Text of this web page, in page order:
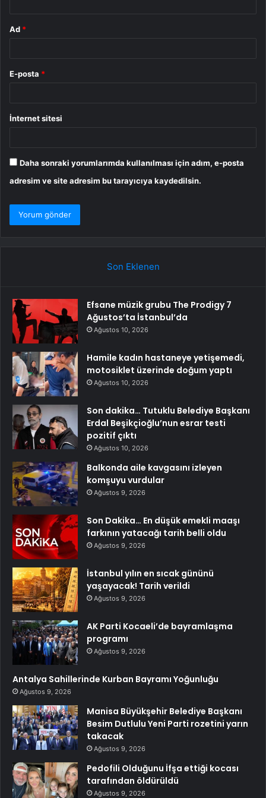
Ad *
E-posta *
İnternet sitesi
Daha sonraki yorumlarımda kullanılması için adım, e-posta
adresim ve site adresim bu tarayıcıya kaydedilsin.
Son Eklenen
Efsane müzik grubu The Prodigy 7
Ağustos’ta İstanbul’da
Ağustos 10, 2026
Hamile kadın hastaneye yetişemedi,
motosiklet üzerinde doğum yaptı
Ağustos 10, 2026
Son dakika… Tutuklu Belediye Başkanı
Erdal Beşikçioğlu’nun esrar testi
pozitif çıktı
Ağustos 10, 2026
Balkonda aile kavgasını izleyen
komşuyu vurdular
Ağustos 9, 2026
Son Dakika… En düşük emekli maaşı
farkının yatacağı tarih belli oldu
Ağustos 9, 2026
İstanbul yılın en sıcak gününü
yaşayacak! Tarih verildi
Ağustos 9, 2026
AK Parti Kocaeli’de bayramlaşma
programı
Ağustos 9, 2026
Antalya Sahillerinde Kurban Bayramı Yoğunluğu
Ağustos 9, 2026
Manisa Büyükşehir Belediye Başkanı
Besim Dutlulu Yeni Parti rozetini yarın
takacak
Ağustos 9, 2026
Pedofili Olduğunu İfşa ettiği kocası
tarafından öldürüldü
Ağustos 9, 2026